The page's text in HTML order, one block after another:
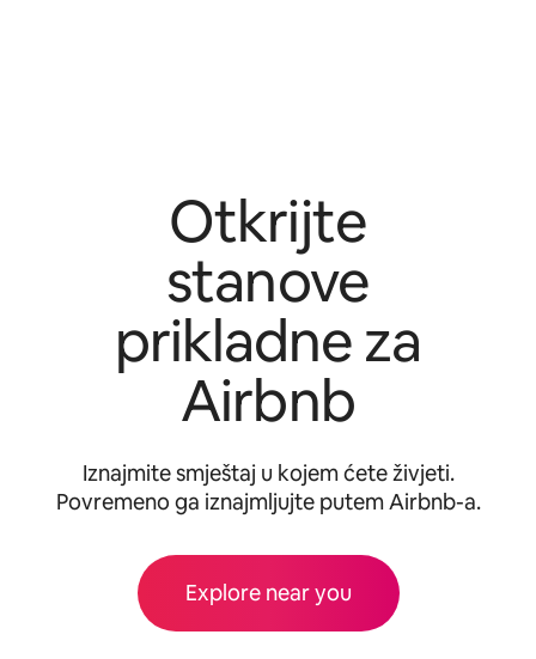
Otkrijte
stanove
prikladne za
Airbnb
Iznajmite smještaj u kojem ćete živjeti.
Povremeno ga iznajmljujte putem Airbnb-a.
Explore near you